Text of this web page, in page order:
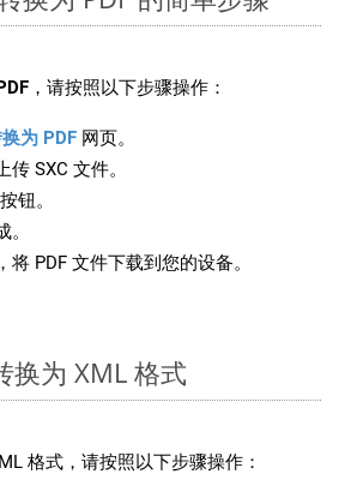
，请按照以下步骤操作：
为 PDF 网页。
传 SXC 文件。
按钮。
将 PDF 文件下载到您的设备。
换为 XML 格式
格式，请按照以下步骤操作：